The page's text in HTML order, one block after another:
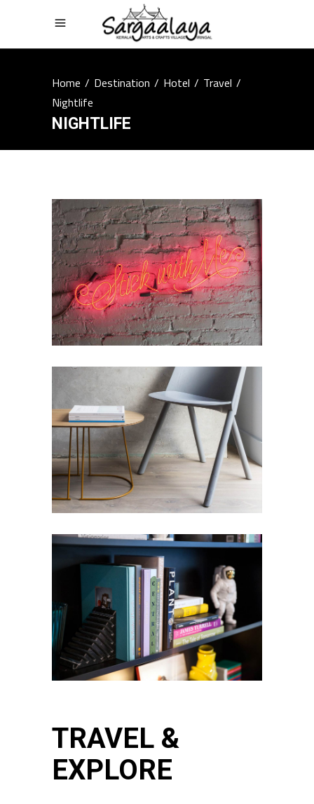
Home/Destination/Hotel/Travel/
Nightlife
NIGHTLIFE
TRAVEL &
EXPLORE